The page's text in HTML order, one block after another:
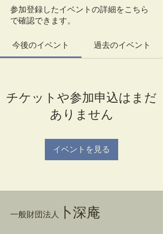
参加登録したイベントの詳細をこちら
で確認できます。
今後のイベント 過去のイベント
チケットや参加申込はまだ
ありません
イベントを見る
一般財団法人 卜深庵